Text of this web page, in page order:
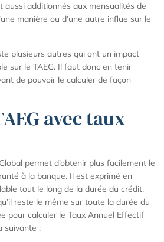
aussi additionnés aux mensualités de
manière ou d’une autre influe sur le
plusieurs autres qui ont un impact
sur le TAEG. Il faut donc en tenir
de pouvoir le calculer de façon
avec taux
permet d’obtenir plus facilement le
à la banque. Il est exprimé en
tout le long de la durée du crédit.
reste le même sur toute la durée du
pour calculer le Taux Annuel Effectif
suivante :